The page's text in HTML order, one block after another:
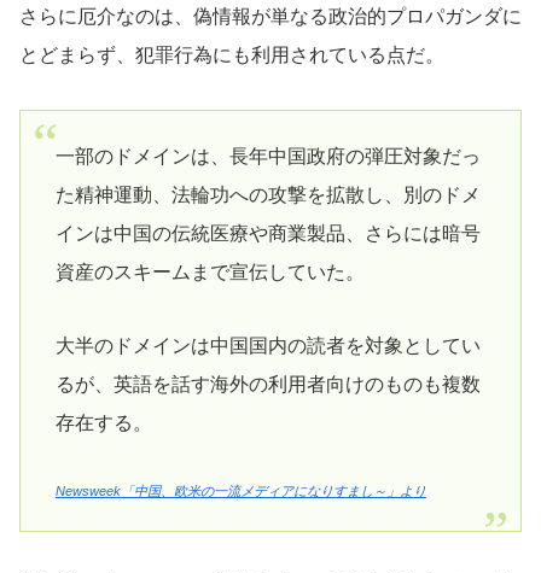
さらに厄介なのは、偽情報が単なる政治的プロパガンダに
とどまらず、犯罪行為にも利用されている点だ。
一部のドメインは、長年中国政府の弾圧対象だっ
た精神運動、法輪功への攻撃を拡散し、別のドメ
インは中国の伝統医療や商業製品、さらには暗号
資産のスキームまで宣伝していた。
大半のドメインは中国国内の読者を対象としてい
るが、英語を話す海外の利用者向けのものも複数
存在する。
Newsweek「中国、欧米の一流メディアになりすまし～」より